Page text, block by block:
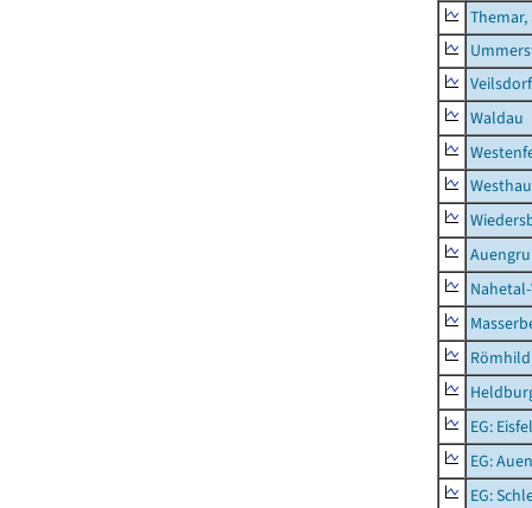
Veilsdorf
Waldau
EG:
EG:
EG: